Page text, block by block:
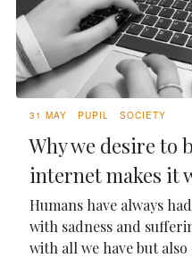
31 MAY PUPIL SOCIETY
Why we desire to
internet makes it
Humans have always
with sadness and
with all we have but